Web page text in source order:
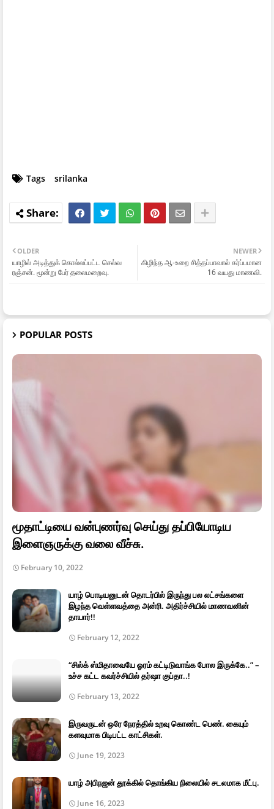
Tags srilanka
NEWER
கிழிந்த ஆ-உறை சித்தப்பாவால் கர்ப்பமான
16 வயது மாணவி.
OLDER
யாழில் அடித்துக் கொல்லப்பட்ட செல்வ
ரஞ்சன். மூன்று பேர் தலைமறைவு.
POPULAR POSTS
மூதாட்டியை வன்புணர்வு செய்து தப்பியோடிய
இளைஞருக்கு வலை வீச்சு.
February 10, 2022
யாழ் பொடியனுடன் தொடர்பில் இருந்து பல லட்சங்களை
இழந்த வெள்ளவத்தை அன்ரி. அதிர்ச்சியில் மாணவனின்
தாயார்!!
February 12, 2022
“சில்க் ஸ்மிதாவையே ஓரம் கட்டிடுவாங்க போல இருக்கே..” –
உச்ச கட்ட கவர்ச்சியில் தர்ஷா குப்தா..!
February 13, 2022
இருவருடன் ஒரே நேரத்தில் உறவு கொண்ட பெண். கையும்
களவுமாக பிடிபட்ட காட்சிகள்.
June 19, 2023
யாழ் அபிநஜன் தூக்கில் தொங்கிய நிலையில் சடலமாக மீட்பு.
June 16, 2023